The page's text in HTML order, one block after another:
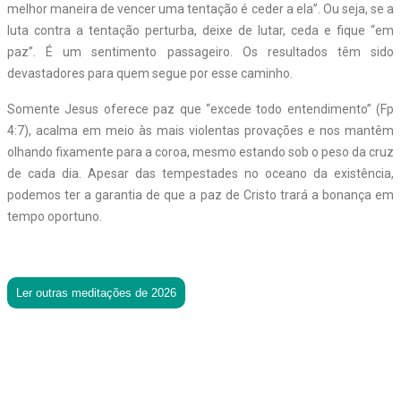
melhor maneira de vencer uma tentação é ceder a ela”. Ou seja, se a
luta contra a tentação perturba, deixe de lutar, ceda e fique “em
paz”. É um sentimento passageiro. Os resultados têm sido
devastadores para quem segue por esse caminho.
Somente Jesus oferece paz que “excede todo entendimento” (Fp
4:7), acalma em meio às mais violentas provações e nos mantêm
olhando fixamente para a coroa, mesmo estando sob o peso da cruz
de cada dia. Apesar das tempestades no oceano da existência,
podemos ter a garantia de que a paz de Cristo trará a bonança em
tempo oportuno.
Ler outras meditações de 2026